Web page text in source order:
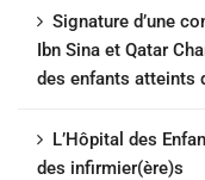
Signature d’une
Ibn Sina et Qatar
des enfants atteints
L’Hôpital des
des infirmier(ère)s